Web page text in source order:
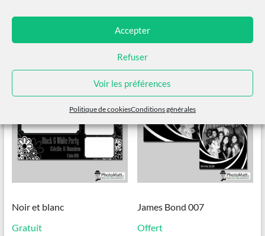
Accepter
Refuser
Voir les préférences
Politique de cookiesConditions générales
Ajouter au panier
Noir et blanc
Gratuit
James Bond 007
Offert